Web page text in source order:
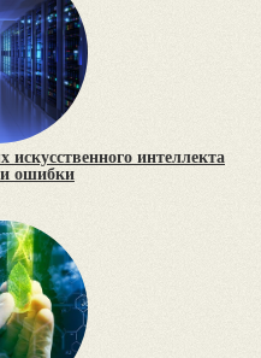
интеллекта
ошибки